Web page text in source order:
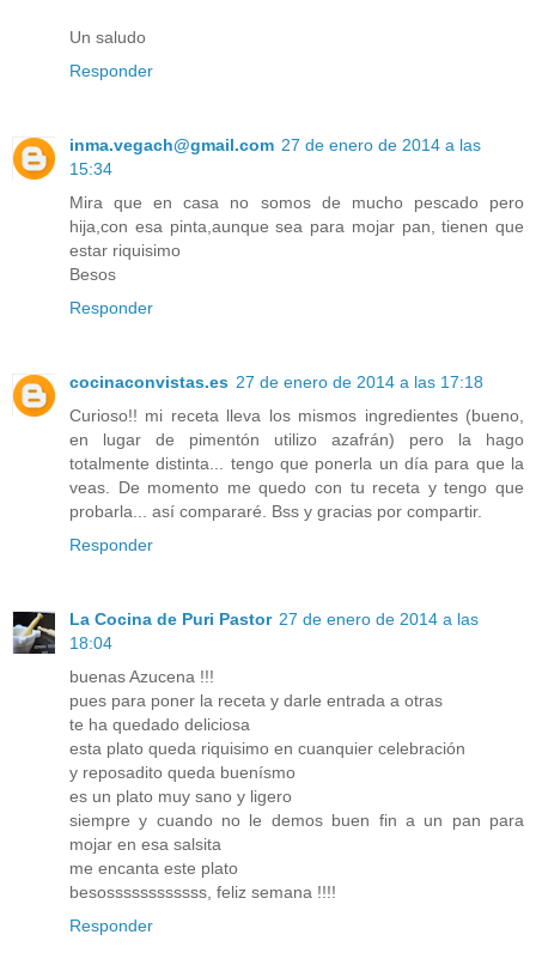
Un saludo
Responder
inma.vegach@gmail.com 27 de enero de 2014 a las
15:34
Mira que en casa no somos de mucho pescado pero
hija,con esa pinta,aunque sea para mojar pan, tienen que
estar riquisimo
Besos
Responder
cocinaconvistas.es 27 de enero de 2014 a las 17:18
Curioso!! mi receta lleva los mismos ingredientes (bueno,
en lugar de pimentón utilizo azafrán) pero la hago
totalmente distinta... tengo que ponerla un día para que la
veas. De momento me quedo con tu receta y tengo que
probarla... así compararé. Bss y gracias por compartir.
Responder
La Cocina de Puri Pastor 27 de enero de 2014 a las
18:04
buenas Azucena !!!
pues para poner la receta y darle entrada a otras
te ha quedado deliciosa
esta plato queda riquisimo en cuanquier celebración
y reposadito queda buenísmo
es un plato muy sano y ligero
siempre y cuando no le demos buen fin a un pan para
mojar en esa salsita
me encanta este plato
besossssssssssss, feliz semana !!!!
Responder